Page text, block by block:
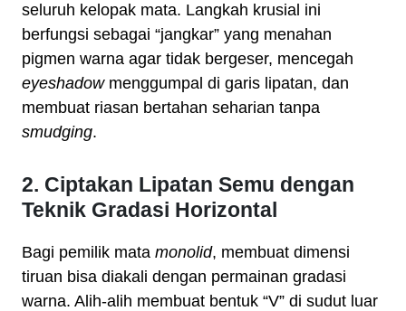
seluruh kelopak mata. Langkah krusial ini
berfungsi sebagai “jangkar” yang menahan
pigmen warna agar tidak bergeser, mencegah
eyeshadowmenggumpal di garis lipatan, dan
membuat riasan bertahan seharian tanpa
smudging.
2. Ciptakan Lipatan Semu dengan
Teknik Gradasi Horizontal
Bagi pemilik mata monolid, membuat dimensi
tiruan bisa diakali dengan permainan gradasi
warna. Alih-alih membuat bentuk “V” di sudut luar